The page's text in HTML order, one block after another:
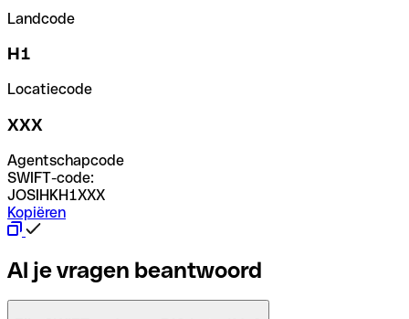
Landcode
H1
Locatiecode
XXX
Agentschapcode
SWIFT-code:
JOSIHKH1XXX
Kopiëren
Al je vragen beantwoord